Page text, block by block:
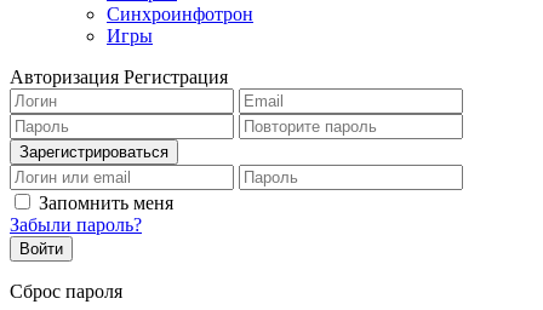
Синхроинфотрон
Игры
Авторизация Регистрация
Запомнить меня
Забыли пароль?
Сброс пароля